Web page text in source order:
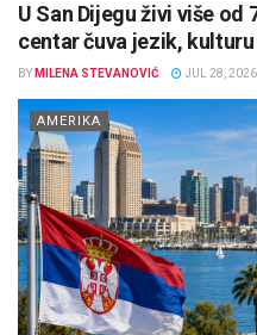
U San Dijegu živi više od
centar čuva jezik,
BY MILENA STEVANOVIĆ JUL 28, 2026
AMERIKA